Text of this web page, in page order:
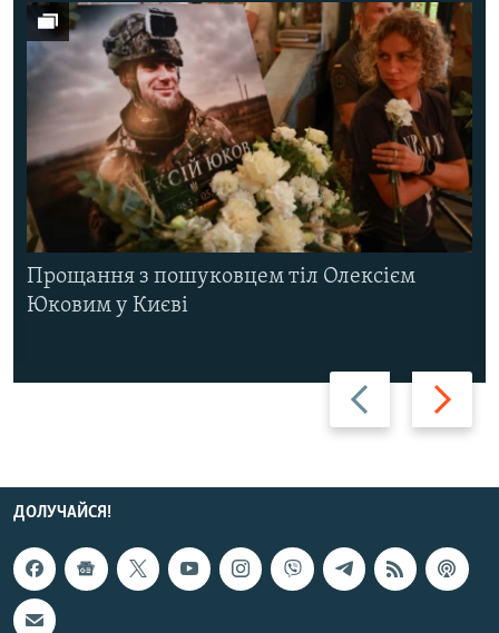
Назад Вперед
Прощання з пошуковцем тіл Олексієм
Юковим у Києві
ДОЛУЧАЙСЯ!